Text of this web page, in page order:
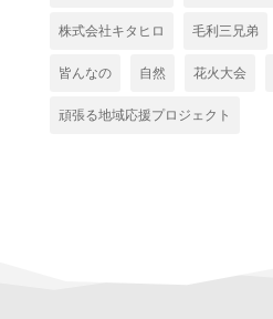
株式会社キタヒロ 毛利三兄弟
皆んなの 自然 花火大会
頑張る地域応援プロジェクト